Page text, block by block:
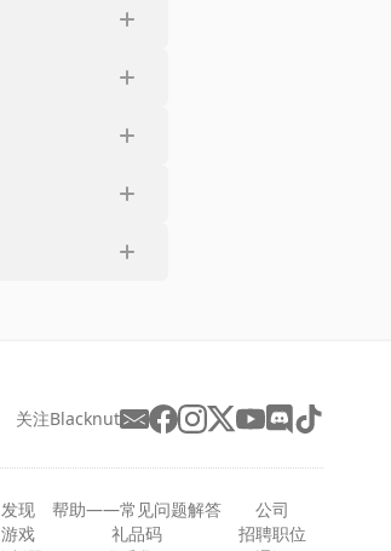
关注Blacknut
发现
游戏
帮助——常见问题解答
礼品码
公司
招聘职位